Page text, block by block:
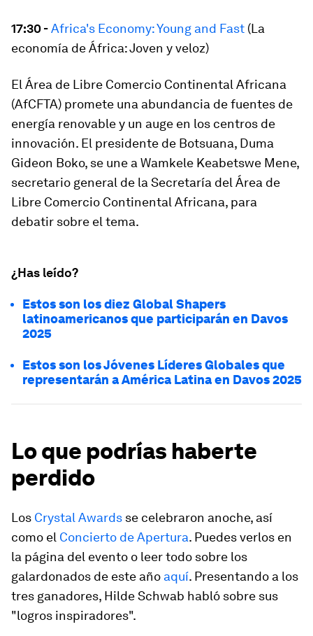
17:30 -Africa's Economy: Young and Fast (La
economía de África: Joven y veloz)
El Área de Libre Comercio Continental Africana
(AfCFTA) promete una abundancia de fuentes de
energía renovable y un auge en los centros de
innovación. El presidente de Botsuana, Duma
Gideon Boko, se une a Wamkele Keabetswe Mene,
secretario general de la Secretaría del Área de
Libre Comercio Continental Africana, para
debatir sobre el tema.
¿Has leído?
Estos son los diez Global Shapers
latinoamericanos que participarán en Davos
2025
Estos son los Jóvenes Líderes Globales que
representarán a América Latina en Davos 2025
Lo que podrías haberte
perdido
Los Crystal Awards se celebraron anoche, así
como el Concierto de Apertura. Puedes verlos en
la página del evento o leer todo sobre los
galardonados de este año aquí. Presentando a los
tres ganadores, Hilde Schwab habló sobre sus
"logros inspiradores".